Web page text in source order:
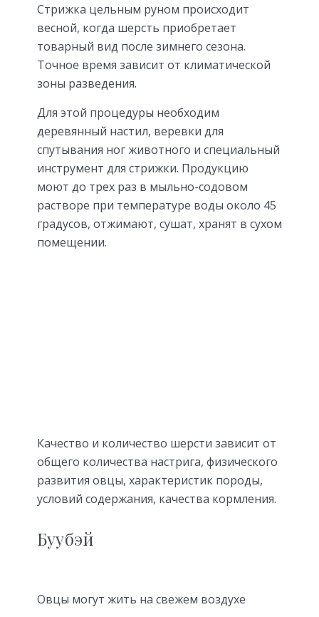
Стрижка цельным руном происходит
весной, когда шерсть приобретает
товарный вид после зимнего сезона.
Точное время зависит от климатической
зоны разведения.
Для этой процедуры необходим
деревянный настил, веревки для
спутывания ног животного и специальный
инструмент для стрижки. Продукцию
моют до трех раз в мыльно-содовом
растворе при температуре воды около 45
градусов, отжимают, сушат, хранят в сухом
помещении.
Качество и количество шерсти зависит от
общего количества настрига, физического
развития овцы, характеристик породы,
условий содержания, качества кормления.
Буубэй
Овцы могут жить на свежем воздухе